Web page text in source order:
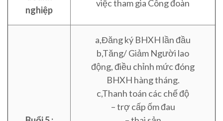
nghiệp
việc tham gia Công đoàn
a,Đăng ký BHXH lần đầu
b,Tăng/ Giảm Người lao
động, điều chỉnh mức đóng
BHXH hàng tháng.
c,Thanh toán các chế độ
– trợ cấp ốm đau